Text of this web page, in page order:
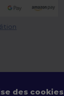
des cookies